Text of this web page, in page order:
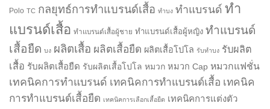
Polo TC กลยุทธ์การทำแบรนด์เสื้อ ทำบง ทำแบรนด์ ทำ
แบรนด์เสื้อ ทำแบรนด์เสื้อผู้ชาย ทำแบรนด์เสื้อผู้หญิง ทำแบรนด์
เสื้อยืด บง ผลิตเสื้อ ผลิตเสื้อยืด ผลิตเสื้อโปโล รับทำบง รับผลิต
เสื้อ รับผลิตเสื้อยืด รับผลิตเสื้อโปโล หมวก หมวก Cap หมวกแฟชั่น
เทคนิคการทำแบรนด์ เทคนิคการทำแบรนด์เสื้อ เทคนิค
การทำแบรนด์เสื้อยืด เทคนิคการเลือกเสื้อยืด เทคนิคการแต่งตัว